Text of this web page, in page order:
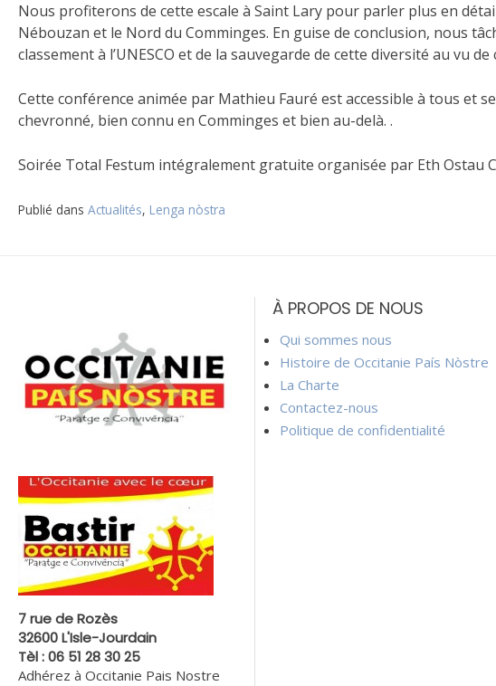
Nous profiterons de cette escale à Saint Lary pour parler plus en
Nébouzan et le Nord du Comminges. En guise de conclusion, nous
classement à l’UNESCO et de la sauvegarde de cette diversité au vu
Cette conférence animée par Mathieu Fauré est accessible à tous et
chevronné, bien connu en Comminges et bien au-delà. .
Soirée Total Festum intégralement gratuite organisée par Eth Ostau
Publié dans Actualités, Lenga nòstra
l’article
7 rue de Rozès
32600 L'Isle-Jourdain
Tèl : 06 51 28 30 25
Adhérez à Occitanie Pais Nostre
À PROPOS DE NOUS
Qui sommes nous
Histoire de Occitanie País Nòstre
La Charte
Contactez-nous
Politique de confidentialité